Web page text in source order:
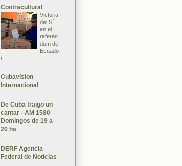
Contracultural
Victoria
del Sí
en el
referén
dum de
Ecuado
r
Cubavision
Internacional
De Cuba traigo un
cantar - AM 1580
Domingos de 19 a
20 hs
DERF Agencia
Federal de Noticias